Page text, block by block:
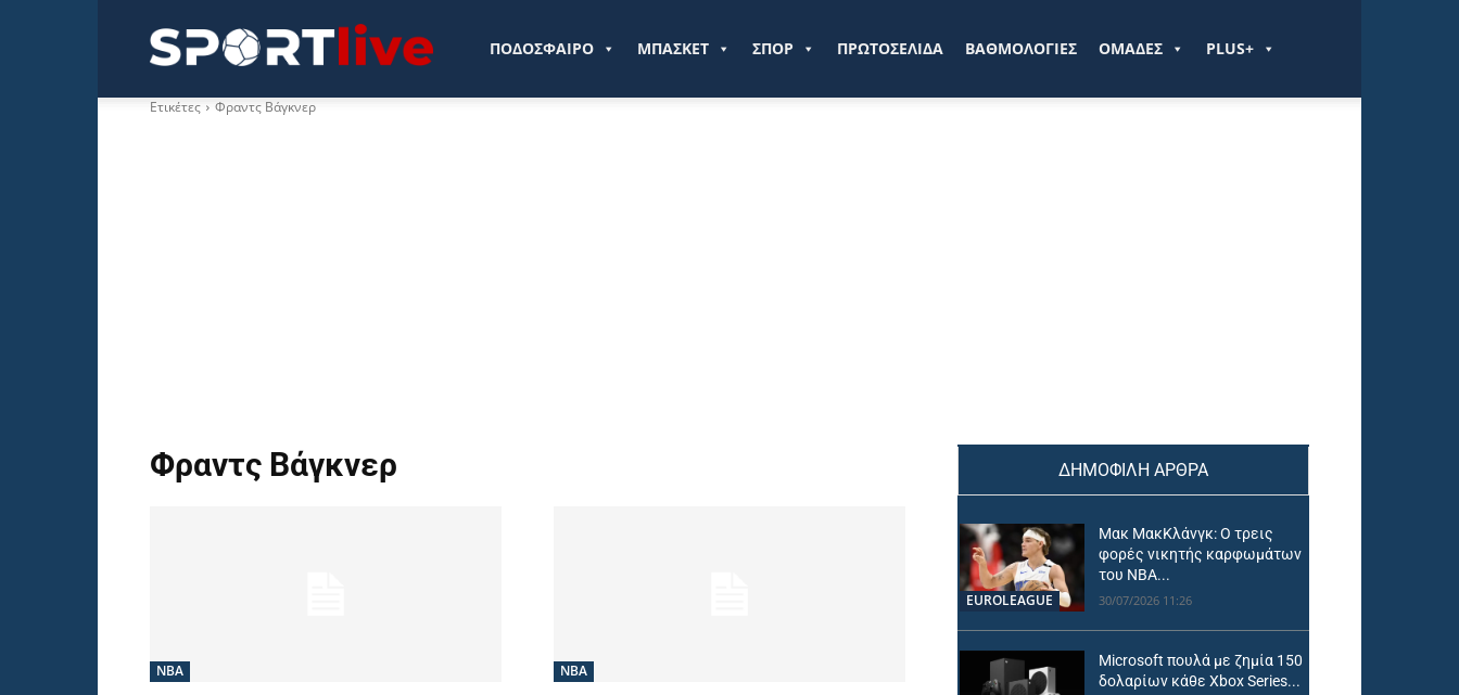
Sportlive.grΠΟΔΟΣΦΑΙΡΟ ΜΠΑΣΚΕΤ ΣΠΟΡ ΠΡΩΤΟΣΕΛΙΔΑ ΒΑΘΜΟΛΟΓΙΕΣ ΟΜΑΔΕΣ PLUS+
Ετικέτες Φραντς Βάγκνερ
Φραντς Βάγκνερ
NBA NBA
ΔΗΜΟΦΙΛΗ ΑΡΘΡΑ
EUROLEAGUE
Μακ ΜακΚλάνγκ: Ο τρεις
φορές νικητής καρφωμάτων
του ΝΒΑ...
30/07/2026 11:26
Microsoft πουλά με ζημία 150
δολαρίων κάθε Xbox Series...